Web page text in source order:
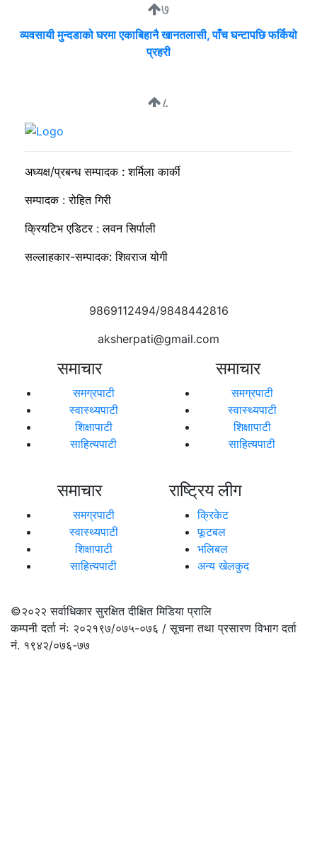
७
व्यवसायी मुन्दडाको घरमा एकाबिहानै खानतलासी, पाँच घन्टापछि फर्कियो
प्रहरी
८
मार्भलस स्कुलमा विद्यार्थी नेताहरूलाई नेतृत्व विकास तालिम
अध्यक्ष/प्रबन्ध सम्पादक : शर्मिला कार्की
सम्पादक : रोहित गिरी
क्रियटिभ एडिटर : लवन सिर्पाली
सल्लाहकार-सम्पादक: शिवराज योगी
9869112494/9848442816
aksherpati@gmail.com
समाचार
समग्रपाटी
स्वास्थ्यपाटी
शिक्षापाटी
साहित्यपाटी
समाचार
समग्रपाटी
स्वास्थ्यपाटी
शिक्षापाटी
साहित्यपाटी
समाचार
समग्रपाटी
स्वास्थ्यपाटी
शिक्षापाटी
साहित्यपाटी
राष्ट्रिय लीग
क्रिकेट
फूटबल
भलिबल
अन्य खेलकुद
©२०२२सर्वाधिकार सुरक्षित दीक्षित मिडिया प्रालि
कम्पनी दर्ता नंः २०२१९७/०७५-०७६ / सूचना तथा प्रसारण विभाग दर्ता
नं. १९४२/०७६-७७